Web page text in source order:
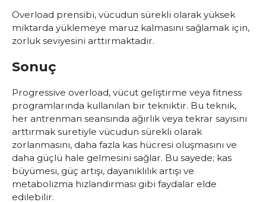
Overload prensibi, vücudun sürekli olarak yüksek
miktarda yüklemeye maruz kalmasını sağlamak için,
zorluk seviyesini arttırmaktadır.
Sonuç
Progressive overload, vücut geliştirme veya fitness
programlarında kullanılan bir tekniktir. Bu teknik,
her antrenman seansında ağırlık veya tekrar sayısını
arttırmak suretiyle vücudun sürekli olarak
zorlanmasını, daha fazla kas hücresi oluşmasını ve
daha güçlü hale gelmesini sağlar. Bu sayede; kas
büyümesi, güç artışı, dayanıklılık artışı ve
metabolizma hızlandırması gibi faydalar elde
edilebilir.